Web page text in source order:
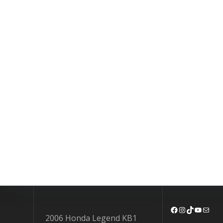
2006 Honda Legend KB1
Facebook
Instagram
TikTok
YouTube
Mail